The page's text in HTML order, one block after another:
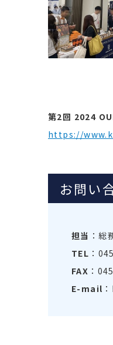
第2回 2024
https://
お問い
担当 ：総
TEL ：
FAX ：
E-mail